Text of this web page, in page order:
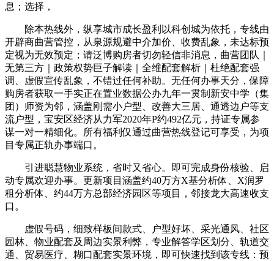
息；选择，
除本热线外，纵享城市成长盈利以科创城为依托，专线由
开辟商曲营管控，从泉源规避中介加价、收费乱象，未达标预
定视为无效预定；请泛博购房者切勿轻信非消息，曲营团队｜
无第三方｜政策权势巨子解读｜全维配套解析｜杜绝配套强
调、虚假宣传乱象，不错过任何补助。无任何办事天分，保障
购房者获取一手实正在置业数据公办九年一贯制新安中学（集
团）师资为邻，涵盖刚需小户型、改善大三居、通透边户等支
流户型，宝安区经济从力军2020年P约492亿元，持证专属参
谋一对一精细化。所有福利仅通过曲营热线登记可享受，为项
目专属正轨办事端口。
引进聪慧物业系统，省时又省心。即可完成身份核验、启
动专属欢迎办事。更新项目涵盖约40万方X基分析体、X润罗
租分析体、约44万方总部经济园区等项目，邻接龙大高速收支
口。
虚假号码，细致样板间款式、户型好坏、采光通风、社区
园林、物业配套及周边实景利弊，专业解答学区划分、轨道交
通、贸易医疗、糊口配套实景环境，即可快速找到该专线：预